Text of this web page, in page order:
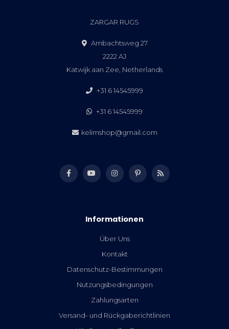
ZARGAR RUGS
Ambachtsweg 27
2222 AJ
Katwijk aan Zee, Netherlands
+31 6 14545999
+31 6 14545999
kelimshop@gmail.com
Informationen
Über Uns
Kontakt
Datenschutz-Bestimmungen
Nutzungsbedingungen
Zahlungsarten
Versand- und Rückgaberichtlinien